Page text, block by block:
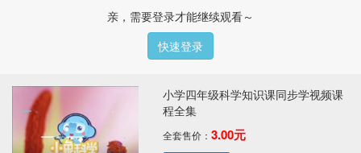
亲，需要登录才能继续观看～
快速登录
小学四年级科学知识课同步学视频课
程全集
全套售价： 3.00元